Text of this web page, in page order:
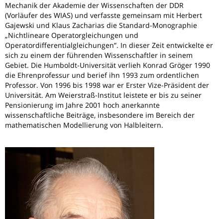
Mechanik der Akademie der Wissenschaften der DDR
(Vorläufer des WIAS) und verfasste gemeinsam mit Herbert
Gajewski und Klaus Zacharias die Standard-Monographie
„Nichtlineare Operatorgleichungen und
Operatordifferentialgleichungen”. In dieser Zeit entwickelte er
sich zu einem der führenden Wissenschaftler in seinem
Gebiet. Die Humboldt-Universität verlieh Konrad Gröger 1990
die Ehrenprofessur und berief ihn 1993 zum ordentlichen
Professor. Von 1996 bis 1998 war er Erster Vize-Präsident der
Universität. Am Weierstraß-Institut leistete er bis zu seiner
Pensionierung im Jahre 2001 hoch anerkannte
wissenschaftliche Beiträge, insbesondere im Bereich der
mathematischen Modellierung von Halbleitern.